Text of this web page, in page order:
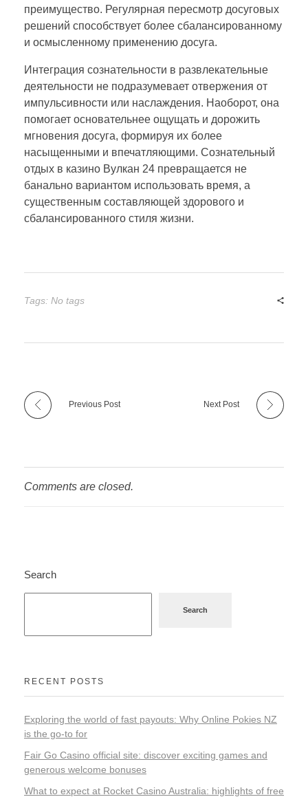
преимущество. Регулярная пересмотр досуговых
решений способствует более сбалансированному
и осмысленному применению досуга.
Интеграция сознательности в развлекательные
деятельности не подразумевает отвержения от
импульсивности или наслаждения. Наоборот, она
помогает основательнее ощущать и дорожить
мгновения досуга, формируя их более
насыщенными и впечатляющими. Сознательный
отдых в казино Вулкан 24 превращается не
банально вариантом использовать время, а
существенным составляющей здорового и
сбалансированного стиля жизни.
Tags: No tags
Previous Post Next Post
Comments are closed.
Search
Search
RECENT POSTS
Exploring the world of fast payouts: Why Online Pokies NZ
is the go-to for
Fair Go Casino official site: discover exciting games and
generous welcome bonuses
What to expect at Rocket Casino Australia: highlights of free